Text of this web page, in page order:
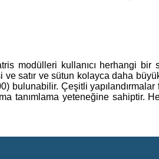
modülleri kullanıcı herhangi bir
ve satır ve sütun kolayca daha
bulunabilir. Çeşitli
tanımlama yeteneğine